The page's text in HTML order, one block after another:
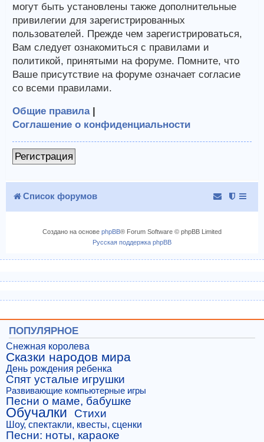
могут быть установлены также дополнительные
привилегии для зарегистрированных
пользователей. Прежде чем зарегистрироваться,
Вам следует ознакомиться с правилами и
политикой, принятыми на форуме. Помните, что
Ваше присутствие на форуме означает согласие
со всеми правилами.
Общие правила|
Соглашение о конфиденциальности
Регистрация
Список форумов
Создано на основе phpBB® Forum Software © phpBB Limited
Русская поддержка phpBB
ПОПУЛЯРНОЕ
Снежная королева
Сказки народов мира
День рождения ребенка
Спят усталые игрушки
Развивающие компьютерные игры
Песни о маме, бабушке
Обучалки Стихи
Шоу, спектакли, квесты, сценки
Песни: ноты, караоке